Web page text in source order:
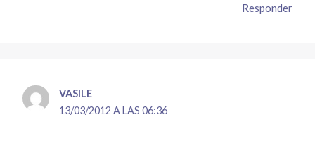
Responder
VASILE
13/03/2012 A LAS 06:36